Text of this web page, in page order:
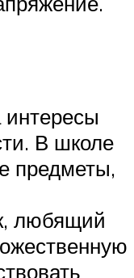
В школе
предметы,
любящий